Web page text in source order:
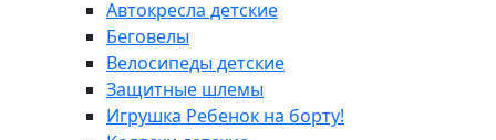
Автокресла детские
Беговелы
Велосипеды детские
Защитные шлемы
Игрушка Ребенок на борту!